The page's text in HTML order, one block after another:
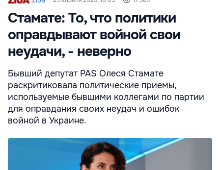
Стамате: То, что политики
оправдывают войной свои
неудачи, - неверно
Бывший депутат PAS Олеся Стамате
раскритиковала политические приемы,
используемые бывшими коллегами по партии
для оправдания своих неудач и ошибок
войной в Украине.